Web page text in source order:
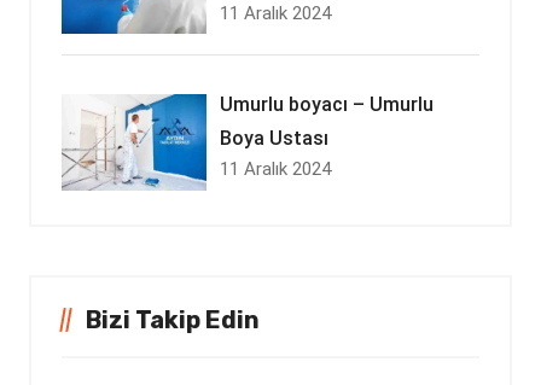
11 Aralık 2024
Umurlu boyacı – Umurlu
Boya Ustası
11 Aralık 2024
Bizi Takip Edin